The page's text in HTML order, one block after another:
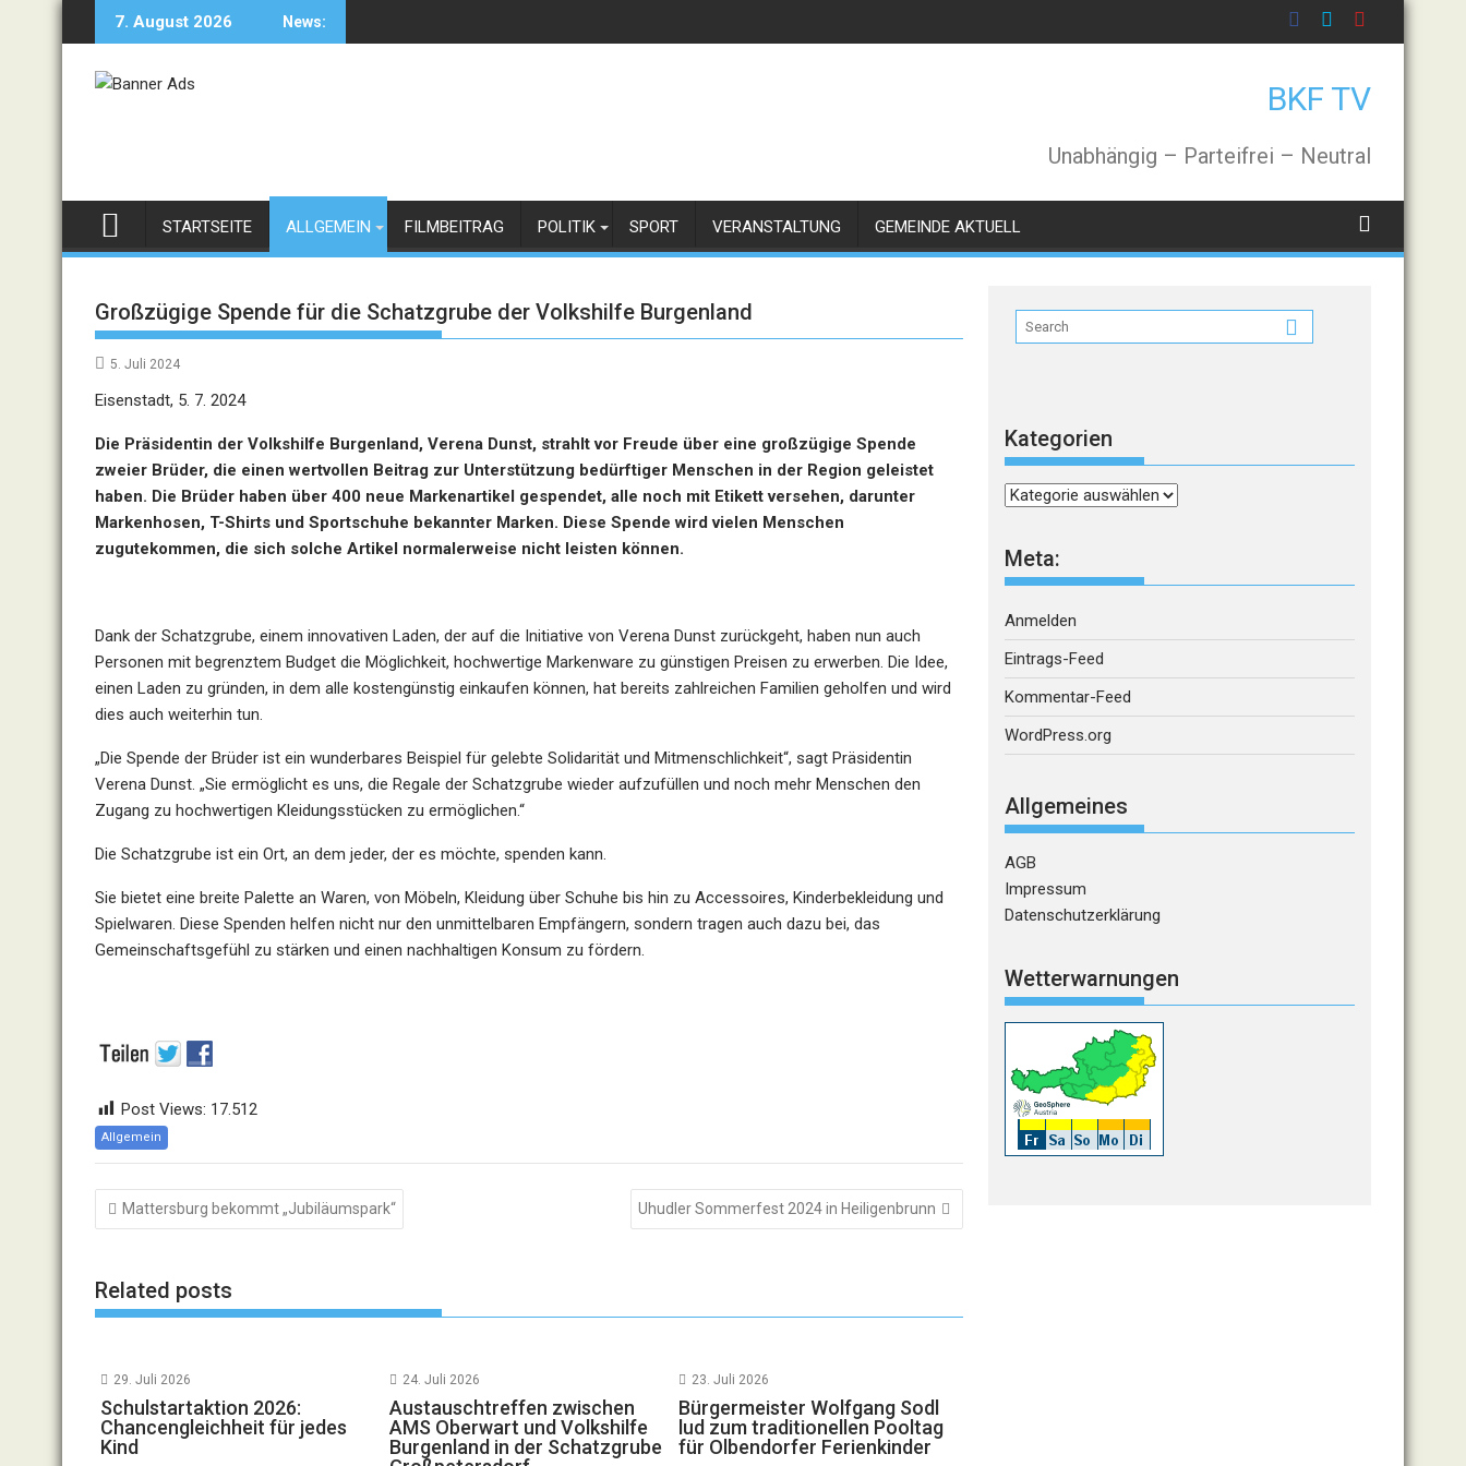
7. August 2026 News:
BKF TV
Unabhängig – Parteifrei – Neutral
STARTSEITE ALLGEMEIN FILMBEITRAG POLITIK SPORT VERANSTALTUNG GEMEINDE AKTUELL
Großzügige Spende für die Schatzgrube der Volkshilfe Burgenland
5. Juli 2024
Eisenstadt, 5. 7. 2024
Die Präsidentin der Volkshilfe Burgenland, Verena Dunst, strahlt vor Freude über eine großzügige Spende
zweier Brüder, die einen wertvollen Beitrag zur Unterstützung bedürftiger Menschen in der Region geleistet
haben. Die Brüder haben über 400 neue Markenartikel gespendet, alle noch mit Etikett versehen, darunter
Markenhosen, T-Shirts und Sportschuhe bekannter Marken. Diese Spende wird vielen Menschen
zugutekommen, die sich solche Artikel normalerweise nicht leisten können.
Dank der Schatzgrube, einem innovativen Laden, der auf die Initiative von Verena Dunst zurückgeht, haben nun auch
Personen mit begrenztem Budget die Möglichkeit, hochwertige Markenware zu günstigen Preisen zu erwerben. Die Idee,
einen Laden zu gründen, in dem alle kostengünstig einkaufen können, hat bereits zahlreichen Familien geholfen und wird
dies auch weiterhin tun.
„Die Spende der Brüder ist ein wunderbares Beispiel für gelebte Solidarität und Mitmenschlichkeit“, sagt Präsidentin
Verena Dunst. „Sie ermöglicht es uns, die Regale der Schatzgrube wieder aufzufüllen und noch mehr Menschen den
Zugang zu hochwertigen Kleidungsstücken zu ermöglichen.“
Die Schatzgrube ist ein Ort, an dem jeder, der es möchte, spenden kann.
Sie bietet eine breite Palette an Waren, von Möbeln, Kleidung über Schuhe bis hin zu Accessoires, Kinderbekleidung und
Spielwaren. Diese Spenden helfen nicht nur den unmittelbaren Empfängern, sondern tragen auch dazu bei, das
Gemeinschaftsgefühl zu stärken und einen nachhaltigen Konsum zu fördern.
Post Views: 17.512
Allgemein
Beitragsnavigation
Mattersburg bekommt „Jubiläumspark“ Uhudler Sommerfest 2024 in Heiligenbrunn
Related posts
29. Juli 2026
Schulstartaktion 2026:
Chancengleichheit für jedes
Kind
24. Juli 2026
Austauschtreffen zwischen
AMS Oberwart und Volkshilfe
Burgenland in der Schatzgrube
23. Juli 2026
Bürgermeister Wolfgang Sodl
lud zum traditionellen Pooltag
für Olbendorfer Ferienkinder
Kategorien
Kategorien
Meta:
Anmelden
Eintrags-Feed
Kommentar-Feed
WordPress.org
Allgemeines
AGB
Impressum
Datenschutzerklärung
Wetterwarnungen